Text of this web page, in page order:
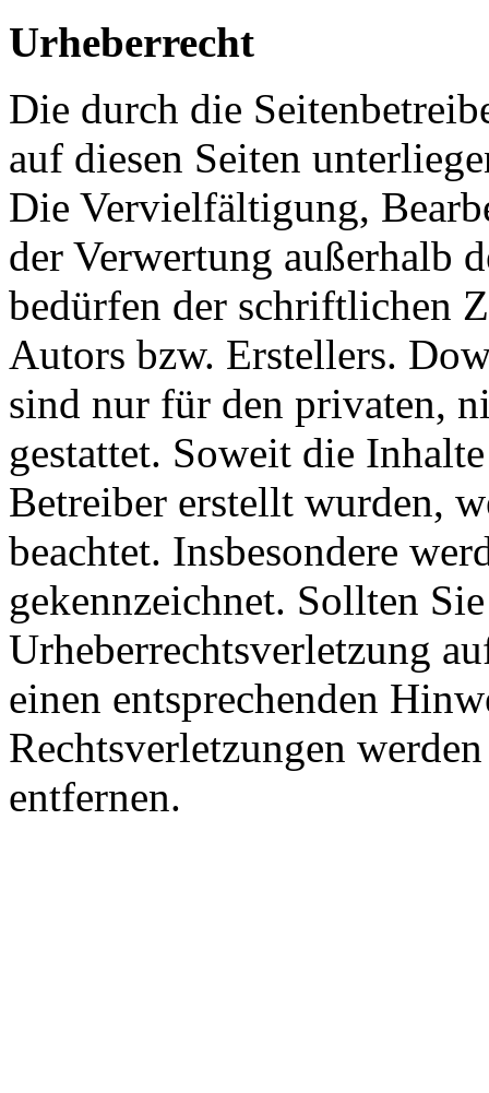
Urheberrecht
Die durch die
auf diesen Seiten
Die Vervielfältigung,
der Verwertung außerhalb
bedürfen der schriftlichen
Autors bzw. Erstellers.
sind nur für den privaten,
gestattet. Soweit die
Betreiber erstellt wurden,
beachtet. Insbesondere
gekennzeichnet. Sollten
Urheberrechtsverletzung
einen entsprechenden
Rechtsverletzungen
entfernen.